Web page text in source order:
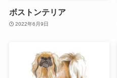
ボストンテリア
2022年6月9日